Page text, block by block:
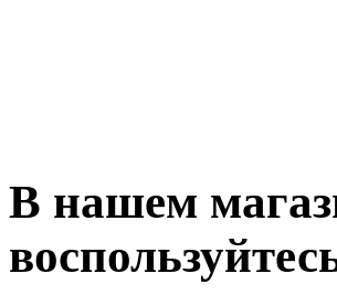
В нашем